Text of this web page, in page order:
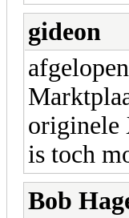
gideon
originele
is toch
Bob